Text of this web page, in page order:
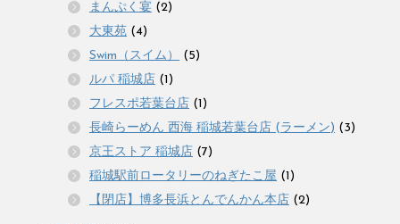
まんぷく宴 (2)
大東苑 (4)
Swim（スイム）
(5)
ルパ 稲城店 (1)
フレスポ若葉台店 (1)
長崎らーめん 西海 稲城若葉台店 (ラーメン) (3)
京王ストア 稲城店 (7)
稲城駅前ロータリーのねぎたこ屋 (1)
【閉店】博多長浜とんでんかん本店 (2)